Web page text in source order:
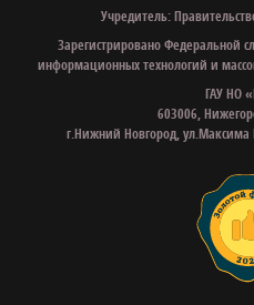
Учредитель:
Зарегистрировано Федеральной
информационных технологий и
ГАУ НО
603006,
г.Нижний Новгород, ул.Максима